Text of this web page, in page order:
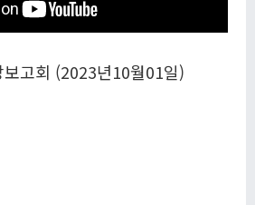
고회 (2023년10월01일)